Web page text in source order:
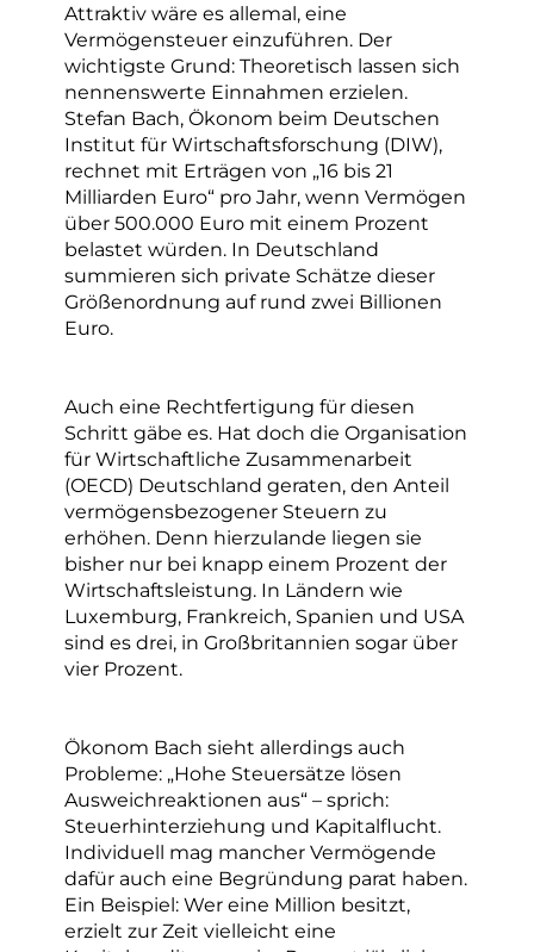
Attraktiv wäre es allemal, eine
Vermögensteuer einzuführen. Der
wichtigste Grund: Theoretisch lassen sich
nennenswerte Einnahmen erzielen.
Stefan Bach, Ökonom beim Deutschen
Institut für Wirtschaftsforschung (DIW),
rechnet mit Erträgen von „16 bis 21
Milliarden Euro“ pro Jahr, wenn Vermögen
über 500.000 Euro mit einem Prozent
belastet würden. In Deutschland
summieren sich private Schätze dieser
Größenordnung auf rund zwei Billionen
Euro.
Auch eine Rechtfertigung für diesen
Schritt gäbe es. Hat doch die Organisation
für Wirtschaftliche Zusammenarbeit
(OECD) Deutschland geraten, den Anteil
vermögensbezogener Steuern zu
erhöhen. Denn hierzulande liegen sie
bisher nur bei knapp einem Prozent der
Wirtschaftsleistung. In Ländern wie
Luxemburg, Frankreich, Spanien und USA
sind es drei, in Großbritannien sogar über
vier Prozent.
Ökonom Bach sieht allerdings auch
Probleme: „Hohe Steuersätze lösen
Ausweichreaktionen aus“ – sprich:
Steuerhinterziehung und Kapitalflucht.
Individuell mag mancher Vermögende
dafür auch eine Begründung parat haben.
Ein Beispiel: Wer eine Million besitzt,
erzielt zur Zeit vielleicht eine